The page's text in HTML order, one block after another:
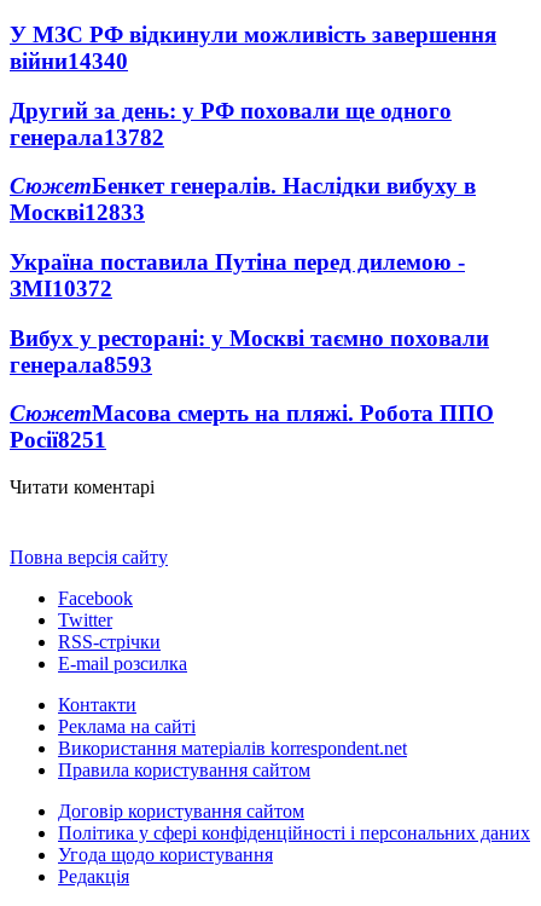
У МЗС РФ відкинули можливість завершення
війни14340
Другий за день: у РФ поховали ще одного
генерала13782
СюжетБенкет генералів. Наслідки вибуху в
Москві12833
Україна поставила Путіна перед дилемою -
ЗМІ10372
Вибух у ресторані: у Москві таємно поховали
генерала8593
СюжетМасова смерть на пляжі. Робота ППО
Росії8251
Читати коментарі
Повна версія сайту
Facebook
Twitter
RSS-стрічки
E-mail розсилка
Контакти
Реклама на сайті
Використання матеріалів korrespondent.net
Правила користування сайтом
Договір користування сайтом
Політика у сфері конфіденційності і персональних даних
Угода щодо користування
Редакція